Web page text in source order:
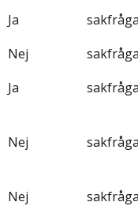
Ja
Nej
Ja
Nej
Nej